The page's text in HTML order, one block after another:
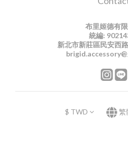
布里姬德有
統編:
新北市新莊區民安西
$ TWD 繁